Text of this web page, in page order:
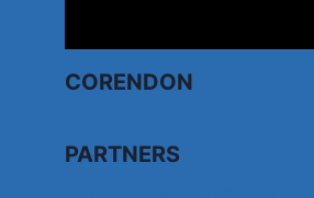
CORENDON
PARTNERS